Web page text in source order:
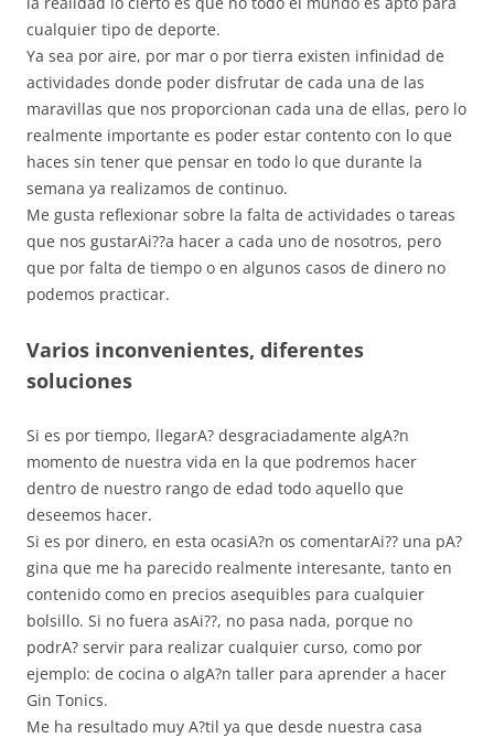
cualquier tipo de deporte.
Ya sea por aire, por mar o por tierra existen infinidad de
actividades donde poder disfrutar de cada una de las
maravillas que nos proporcionan cada una de ellas, pero lo
realmente importante es poder estar contento con lo que
haces sin tener que pensar en todo lo que durante la
semana ya realizamos de continuo.
Me gusta reflexionar sobre la falta de actividades o tareas
que nos gustarAi??a hacer a cada uno de nosotros, pero
que por falta de tiempo o en algunos casos de dinero no
podemos practicar.
Varios inconvenientes, diferentes
soluciones
Si es por tiempo, llegarA? desgraciadamente algA?n
momento de nuestra vida en la que podremos hacer
dentro de nuestro rango de edad todo aquello que
deseemos hacer.
Si es por dinero, en esta ocasiA?n os comentarAi?? una pA?
gina que me ha parecido realmente interesante, tanto en
contenido como en precios asequibles para cualquier
bolsillo. Si no fuera asAi??, no pasa nada, porque no
podrA? servir para realizar cualquier curso, como por
ejemplo: de cocina o algA?n taller para aprender a hacer
Gin Tonics.
Me ha resultado muy A?til ya que desde nuestra casa